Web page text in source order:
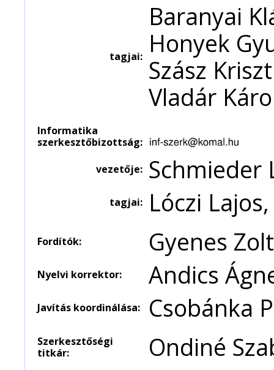
tagjai:
Baranyai
Honyek
Szász
Vladár
Informatika
szerkesztőbizottság:
vezetője: Schmieder
tagjai: Lóczi
Fordítók: Gyenes
Nyelvi korrektor: Andics
Javítás koordinálása: Csobánka
Szerkesztőségi
titkár:
Ondiné